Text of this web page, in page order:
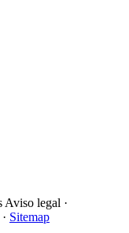
Aviso legal ·
· Sitemap